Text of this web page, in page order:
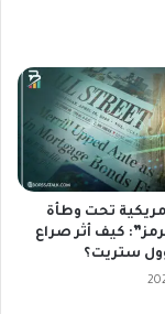
تحت وطأة
كيف أثر صراع
ستريت؟